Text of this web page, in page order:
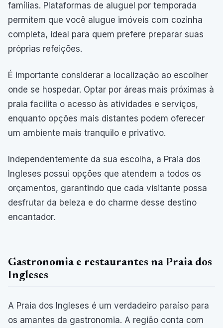
famílias. Plataformas de aluguel por temporada
permitem que você alugue imóveis com cozinha
completa, ideal para quem prefere preparar suas
próprias refeições.
É importante considerar a localização ao escolher
onde se hospedar. Optar por áreas mais próximas à
praia facilita o acesso às atividades e serviços,
enquanto opções mais distantes podem oferecer
um ambiente mais tranquilo e privativo.
Independentemente da sua escolha, a Praia dos
Ingleses possui opções que atendem a todos os
orçamentos, garantindo que cada visitante possa
desfrutar da beleza e do charme desse destino
encantador.
Gastronomia e restaurantes na Praia dos
Ingleses
A Praia dos Ingleses é um verdadeiro paraíso para
os amantes da gastronomia. A região conta com